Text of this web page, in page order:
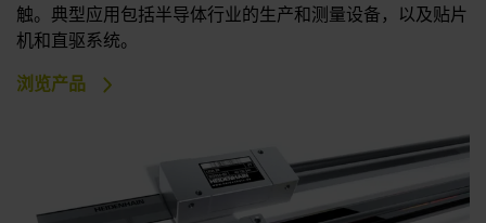
触。典型应用包括半导体行业的生产和测量设备，以及贴片
机和直驱系统。
浏览产品